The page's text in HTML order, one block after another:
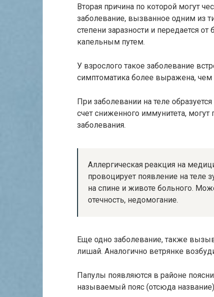
Вторая причина по которой могут
заболевание, вызванное одним из
степени заразности и передается
капельным путем.
У взрослого такое заболевание
симптоматика более выражена, чем
При заболевании на теле
счет сниженного иммунитета,
заболевания.
Аллергическая реакция на
провоцирует появление на теле
на спине и животе больного.
отечность, недомогание.
Еще одно заболевание, также
лишай. Аналогично ветрянке
Папулы появляются в районе
называемый пояс (отсюда